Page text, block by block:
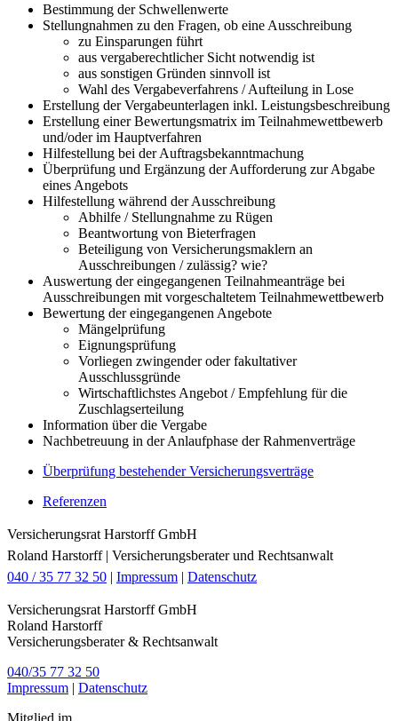
Bestimmung der Schwellenwerte
Stellungnahmen zu den Fragen, ob eine Ausschreibung
zu Einsparungen führt
aus vergaberechtlicher Sicht notwendig ist
aus sonstigen Gründen sinnvoll ist
Wahl des Vergabeverfahrens / Aufteilung in Lose
Erstellung der Vergabeunterlagen inkl. Leistungsbeschreibung
Erstellung einer Bewertungsmatrix im Teilnahmewettbewerb
und/oder im Hauptverfahren
Hilfestellung bei der Auftragsbekanntmachung
Überprüfung und Ergänzung der Aufforderung zur Abgabe
eines Angebots
Hilfestellung während der Ausschreibung
Abhilfe / Stellungnahme zu Rügen
Beantwortung von Bieterfragen
Beteiligung von Versicherungsmaklern an
Ausschreibungen / zulässig? wie?
Auswertung der eingegangenen Teilnahmeanträge bei
Ausschreibungen mit vorgeschaltetem Teilnahmewettbewerb
Bewertung der eingegangenen Angebote
Mängelprüfung
Eignungsprüfung
Vorliegen zwingender oder fakultativer
Ausschlussgründe
Wirtschaftlichstes Angebot / Empfehlung für die
Zuschlagserteilung
Information über die Vergabe
Nachbetreuung in der Anlaufphase der Rahmenverträge
Überprüfung bestehender Versicherungsverträge
Referenzen
Versicherungsrat Harstorff GmbH
Roland Harstorff | Versicherungsberater und Rechtsanwalt
040 / 35 77 32 50 | Impressum | Datenschutz
Versicherungsrat Harstorff GmbH
Roland Harstorff
Versicherungsberater & Rechtsanwalt
040/35 77 32 50
Impressum | Datenschutz
Mitglied im